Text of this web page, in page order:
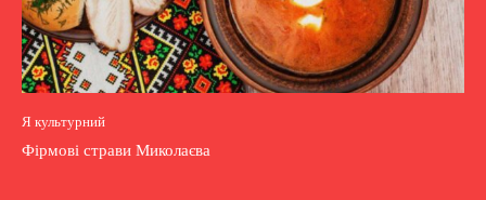
Я культурний
Фірмові страви Миколаєва